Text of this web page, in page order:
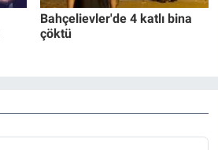
Bahçelievler'de 4 katlı bina
çöktü